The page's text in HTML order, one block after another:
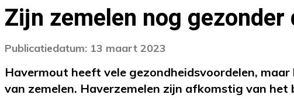
Zijn zemelen nog
Publicatiedatum: 13 maart 2023
Havermout heeft vele gezondheidsvoordelen,
van zemelen. Haverzemelen zijn afkomstig van